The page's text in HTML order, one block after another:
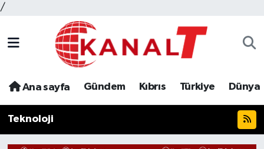
/
Ana sayfa Gündem Kıbrıs Türkiye Dünya
Teknoloji